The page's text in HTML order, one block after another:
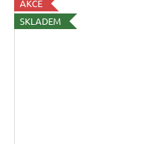
AKCE
SKLADEM